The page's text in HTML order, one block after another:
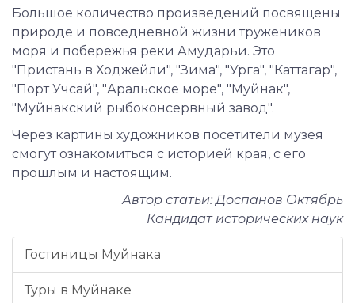
Большое количество произведений посвящены
природе и повседневной жизни тружеников
моря и побережья реки Амударьи. Это
"Пристань в Ходжейли", "Зима", "Урга", "Каттагар",
"Порт Учсай", "Аральское море", "Муйнак",
"Муйнакский рыбоконсервный завод".
Через картины художников посетители музея
смогут ознакомиться с историей края, с его
прошлым и настоящим.
Автор статьи: Доспанов Октябрь
Кандидат исторических наук
Гостиницы Муйнака
Туры в Муйнаке